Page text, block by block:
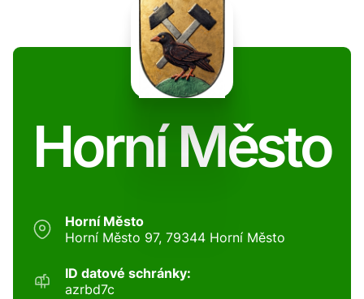
Horní Město
Horní Město
Horní Město 97, 79344 Horní Město
ID datové schránky:
azrbd7c